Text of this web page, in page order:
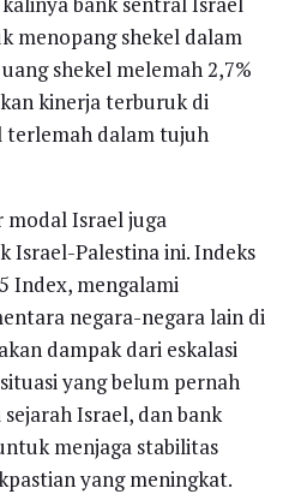
menopang shekel dalam
shekel melemah 2,7%
kinerja terburuk di
terlemah dalam tujuh
modal Israel juga
Israel-Palestina ini. Indeks
Index, mengalami
negara-negara lain di
dampak dari eskalasi
yang belum pernah
Israel, dan bank
menjaga stabilitas
yang meningkat.